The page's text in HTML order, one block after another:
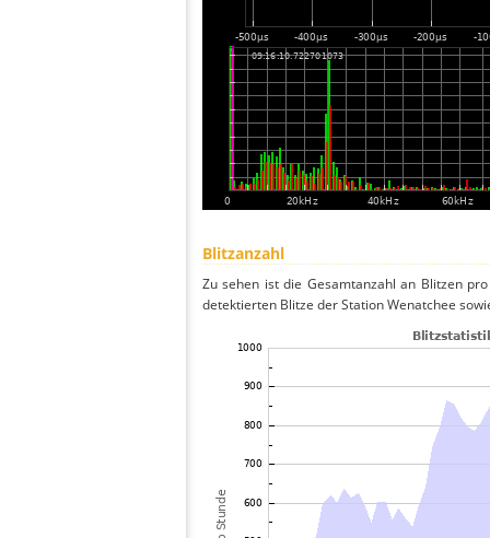
Blitzanzahl
Zu sehen ist die Gesamtanzahl an Blitzen
detektierten Blitze der Station Wenatchee